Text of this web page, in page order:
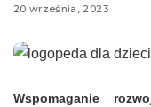
20 września, 2023
Wspomaganie